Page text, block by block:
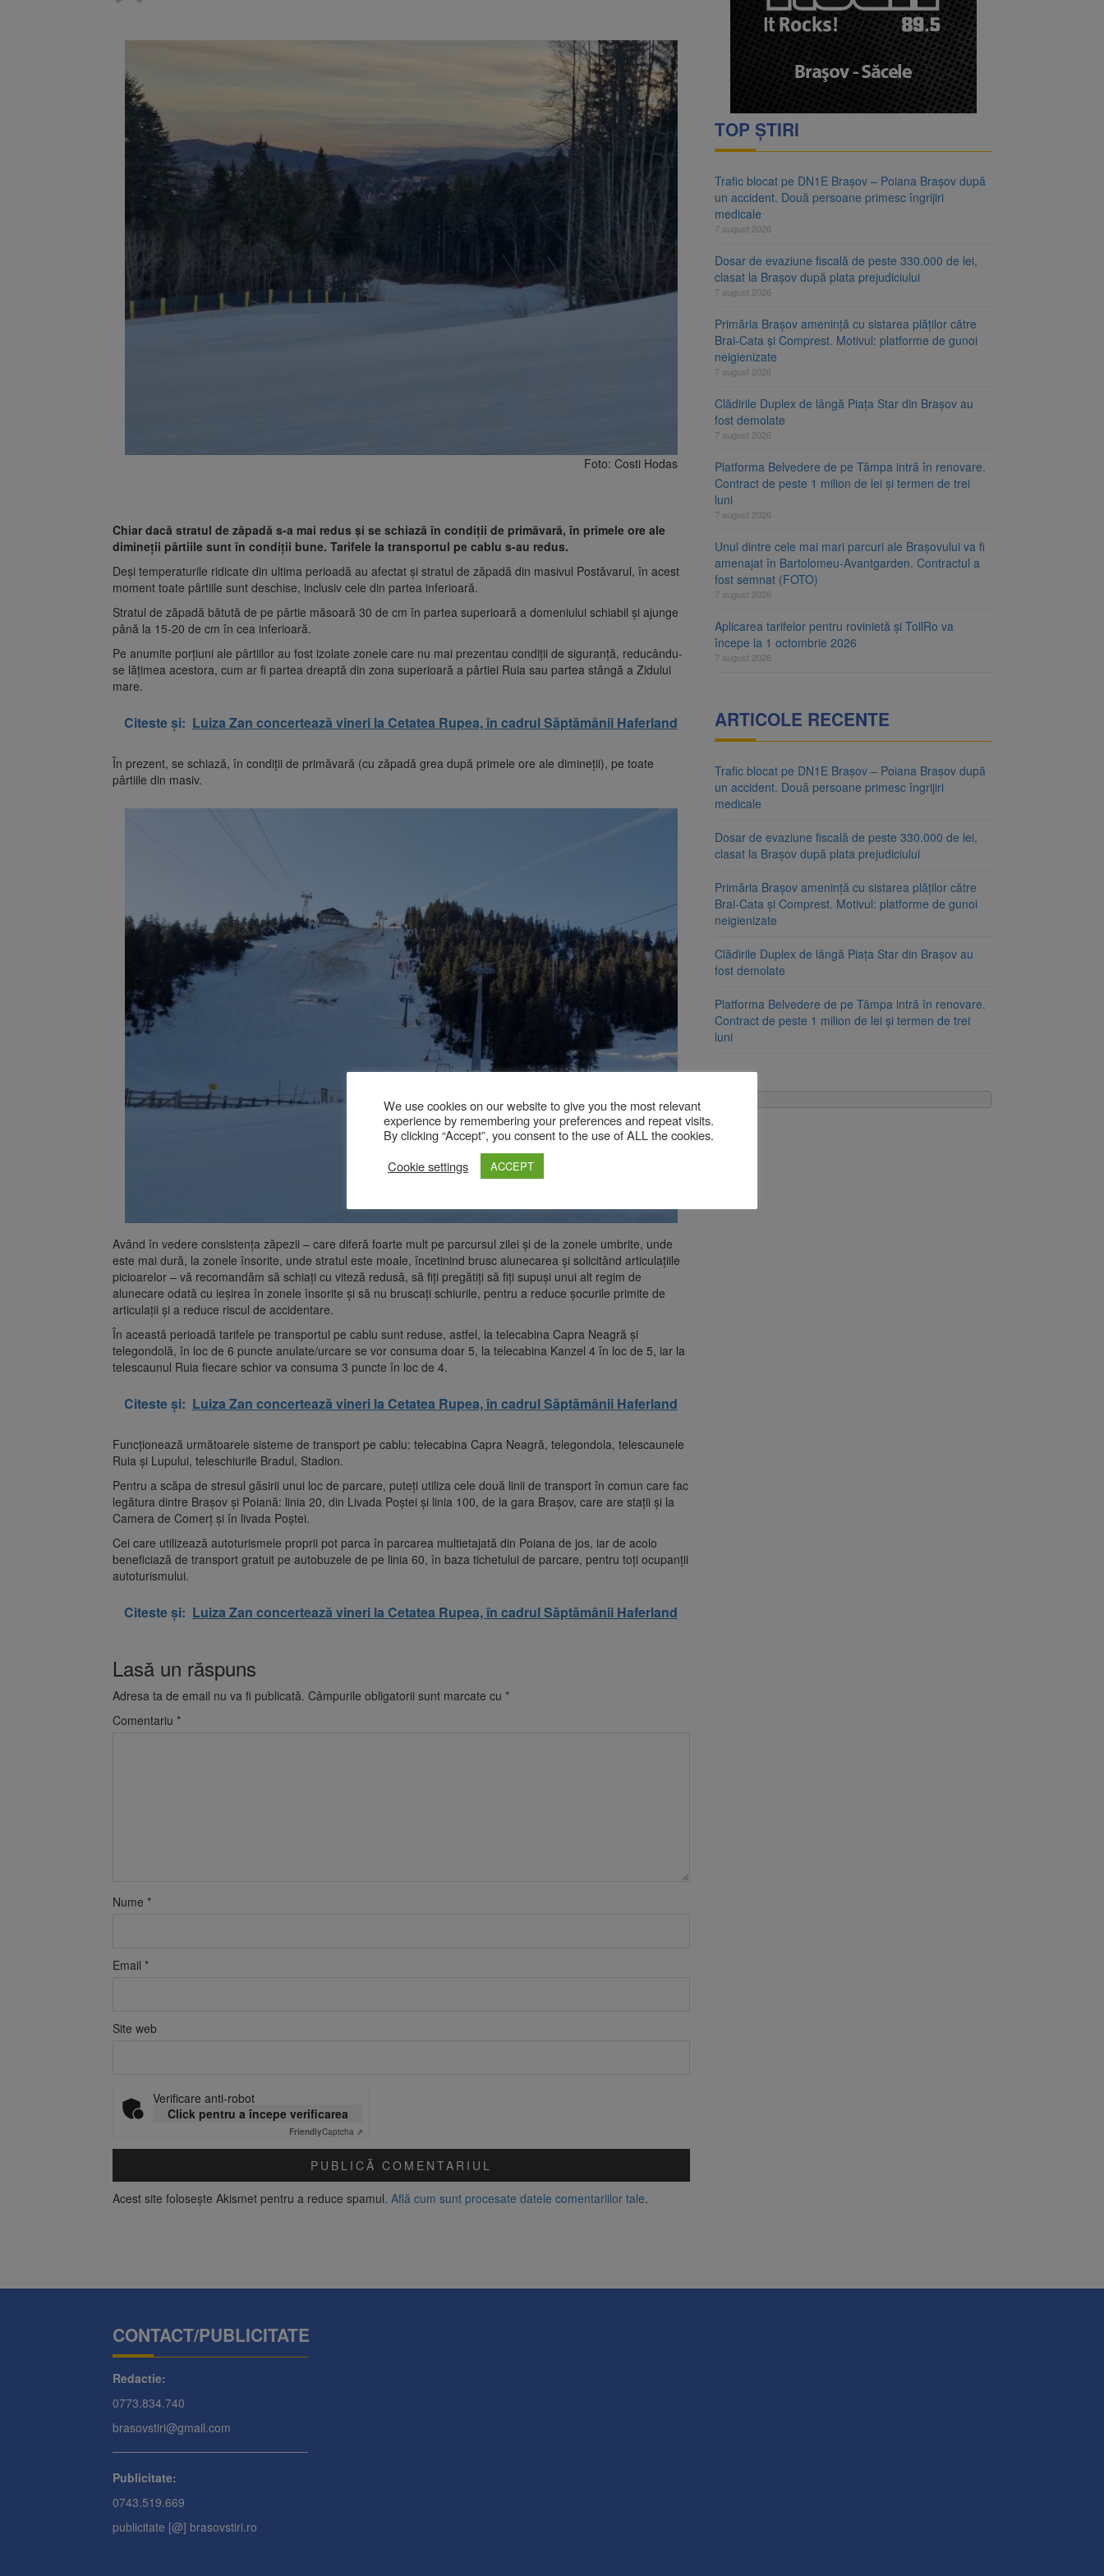
Unul dintre cele mai mari parcuri ale Brașovului va fi amenajat în Bartolomeu-Avantgarden. Contractul a
7 august 2026
Trafic blocat pe DN1E Brașov – Poiana Brașov după un accident. Două persoane primesc îngrijiri
Foto: Costi Hodas
Chiar dacă stratul de zăpadă s-a mai redus și se schiază în condiții de primăvară, în primele ore ale
dimineții pârtiile sunt în condiții bune. Tarifele la transportul pe cablu s-au redus.
Deși temperaturile ridicate din ultima perioadă au afectat și stratul de zăpadă din masivul Postăvarul, în acest
moment toate pârtiile sunt deschise, inclusiv cele din partea inferioară.
Stratul de zăpadă bătută de pe pârtie măsoară 30 de cm în partea superioară a domeniului schiabil și ajunge
până la 15-20 de cm în cea inferioară.
Pe anumite porțiuni ale pârtiilor au fost izolate zonele care nu mai prezentau condiții de siguranță, reducându-
se lățimea acestora, cum ar fi partea dreaptă din zona superioară a pârtiei Ruia sau partea stângă a Zidului
mare.
Citeste și: Luiza Zan concertează vineri la Cetatea Rupea, în cadrul Săptămânii Haferland
În prezent, se schiază, în condiții de primăvară (cu zăpadă grea după primele ore ale dimineții), pe toate
pârtiile din masiv.
Având în vedere consistența zăpezii – care diferă foarte mult pe parcursul zilei și de la zonele umbrite, unde
este mai dură, la zonele însorite, unde stratul este moale, încetinind brusc alunecarea și solicitând articulațiile
picioarelor – vă recomandăm să schiați cu viteză redusă, să fiți pregătiți să fiți supuși unui alt regim de
alunecare odată cu ieșirea în zonele însorite și să nu bruscați schiurile, pentru a reduce șocurile primite de
articulații și a reduce riscul de accidentare.
În această perioadă tarifele pe transportul pe cablu sunt reduse, astfel, la telecabina Capra Neagră și
telegondolă, în loc de 6 puncte anulate/urcare se vor consuma doar 5, la telecabina Kanzel 4 în loc de 5, iar la
telescaunul Ruia fiecare schior va consuma 3 puncte în loc de 4.
Citeste și: Luiza Zan concertează vineri la Cetatea Rupea, în cadrul Săptămânii Haferland
Funcționează următoarele sisteme de transport pe cablu: telecabina Capra Neagră, telegondola, telescaunele
Ruia și Lupului, teleschiurile Bradul, Stadion.
Pentru a scăpa de stresul găsirii unui loc de parcare, puteți utiliza cele două linii de transport în comun care fac
legătura dintre Brașov și Poiană: linia 20, din Livada Poștei și linia 100, de la gara Brașov, care are stații și la
Camera de Comerț și în livada Poștei.
Cei care utilizează autoturismele proprii pot parca în parcarea multietajată din Poiana de jos, iar de acolo
beneficiază de transport gratuit pe autobuzele de pe linia 60, în baza tichetului de parcare, pentru toți ocupanții
autoturismului.
Citeste și: Luiza Zan concertează vineri la Cetatea Rupea, în cadrul Săptămânii Haferland
Lasă un răspuns
Adresa ta de email nu va fi publicată. Câmpurile obligatorii sunt marcate cu *
Comentariu *
Nume *
Email *
Site web
Verificare anti-robot
Click pentru a începe verificarea
FriendlyCaptcha ⇗
Acest site folosește Akismet pentru a reduce spamul. Află cum sunt procesate datele comentariilor tale.
TOP ȘTIRI
Trafic blocat pe DN1E Brașov – Poiana Brașov după
un accident. Două persoane primesc îngrijiri
medicale
7 august 2026
Dosar de evaziune fiscală de peste 330.000 de lei,
clasat la Brașov după plata prejudiciului
7 august 2026
Primăria Brașov amenință cu sistarea plăților către
Brai-Cata și Comprest. Motivul: platforme de gunoi
neigienizate
7 august 2026
Clădirile Duplex de lângă Piața Star din Brașov au
fost demolate
7 august 2026
Platforma Belvedere de pe Tâmpa intră în renovare.
Contract de peste 1 milion de lei și termen de trei
luni
7 august 2026
Unul dintre cele mai mari parcuri ale Brașovului va fi
amenajat în Bartolomeu-Avantgarden. Contractul a
fost semnat (FOTO)
7 august 2026
Aplicarea tarifelor pentru rovinietă și TollRo va
începe la 1 octombrie 2026
7 august 2026
ARTICOLE RECENTE
Trafic blocat pe DN1E Brașov – Poiana Brașov după
un accident. Două persoane primesc îngrijiri
medicale
Dosar de evaziune fiscală de peste 330.000 de lei,
clasat la Brașov după plata prejudiciului
Primăria Brașov amenință cu sistarea plăților către
Brai-Cata și Comprest. Motivul: platforme de gunoi
neigienizate
Clădirile Duplex de lângă Piața Star din Brașov au
fost demolate
Platforma Belvedere de pe Tâmpa intră în renovare.
Contract de peste 1 milion de lei și termen de trei
luni
CONTACT/PUBLICITATE
Redactie:
0773.834.740
brasovstiri@gmail.com
Publicitate:
0743.519.669
publicitate [@] brasovstiri.ro
We use cookies on our website to give you the most relevant
experience by remembering your preferences and repeat visits.
By clicking “Accept”, you consent to the use of ALL the cookies.
Cookie settings
ACCEPT